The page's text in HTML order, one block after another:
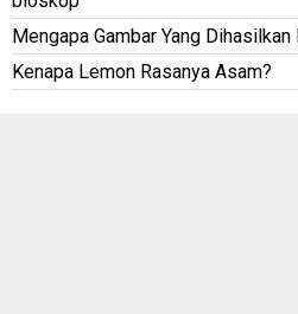
Mengapa Gambar Yang
Kenapa Lemon Rasanya Asam?